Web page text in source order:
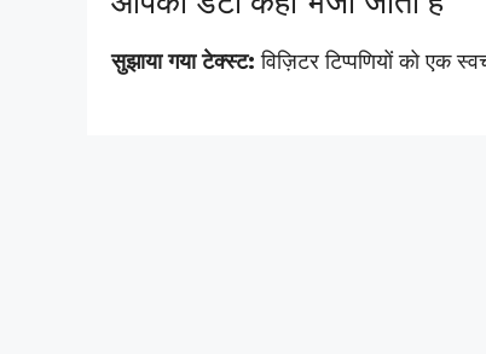
सुझाया गया टेक्स्ट:विज़िटर टिप्पणियों को एक